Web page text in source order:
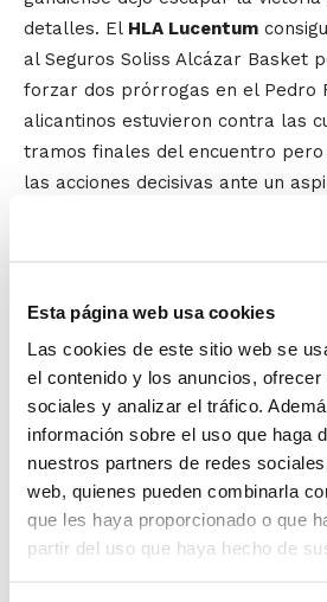
Esta página web usa cookies
Las cookies de este sitio web se
el contenido y los anuncios, ofrecer
sociales y analizar el tráfico.
información sobre el uso que haga
nuestros partners de redes
web, quienes pueden combinarla
que les haya proporcionado o que
partir del uso que haya hecho de
detalles. El HLA Lucentum
al Seguros Soliss Alcázar Basket
forzar dos prórrogas en el Pedro
alicantinos estuvieron contra las
tramos finales del encuentro
las acciones decisivas ante un
playoff. El capitán Guillermo
23 puntos de valoración y, con el
Plata.
El equipo senior femenino de
cerrado su primera temporada en
una victoria ante Azulejos
Boscos de Zaragoza (71-49) en
presentó una buena entrada
curso. Las chicas de Jose
temporada 2016-17 con su mejor